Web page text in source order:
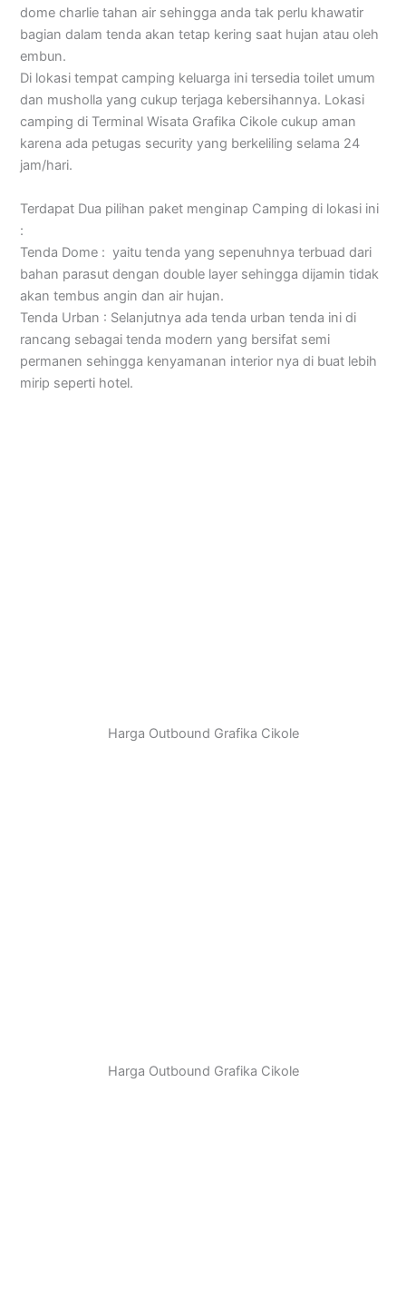
dome charlie tahan air sehingga anda tak perlu khawatir
bagian dalam tenda akan tetap kering saat hujan atau oleh
embun.
Di lokasi tempat camping keluarga ini tersedia toilet umum
dan musholla yang cukup terjaga kebersihannya. Lokasi
camping di Terminal Wisata Grafika Cikole cukup aman
karena ada petugas security yang berkeliling selama 24
jam/hari.
Terdapat Dua pilihan paket menginap Camping di lokasi ini
:
Tenda Dome : yaitu tenda yang sepenuhnya terbuad dari
bahan parasut dengan double layer sehingga dijamin tidak
akan tembus angin dan air hujan.
Tenda Urban : Selanjutnya ada tenda urban tenda ini di
rancang sebagai tenda modern yang bersifat semi
permanen sehingga kenyamanan interior nya di buat lebih
mirip seperti hotel.
Harga Outbound Grafika Cikole
Harga Outbound Grafika Cikole